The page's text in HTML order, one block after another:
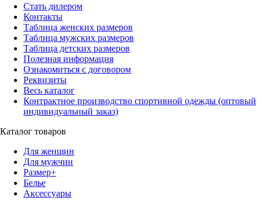
Стать дилером
Контакты
Таблица женских размеров
Таблица мужских размеров
Таблица детских размеров
Полезная информация
Ознакомиться с договором
Реквизиты
Весь каталог
Контрактное производство спортивной одежды (оптовый
индивидуальный заказ)
Каталог товаров
Для женщин
Для мужчин
Размер+
Белье
Аксессуары